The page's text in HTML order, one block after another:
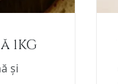
1KG
și